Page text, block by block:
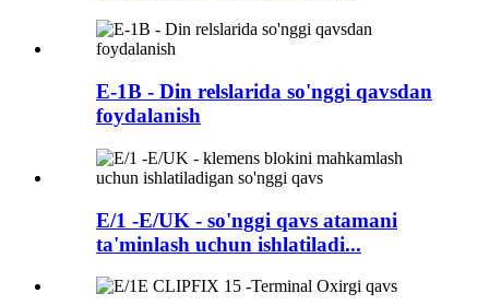
E-1B - Din relslarida so'nggi qavsdan
foydalanish
E/1 -E/UK - so'nggi qavs atamani
ta'minlash uchun ishlatiladi...